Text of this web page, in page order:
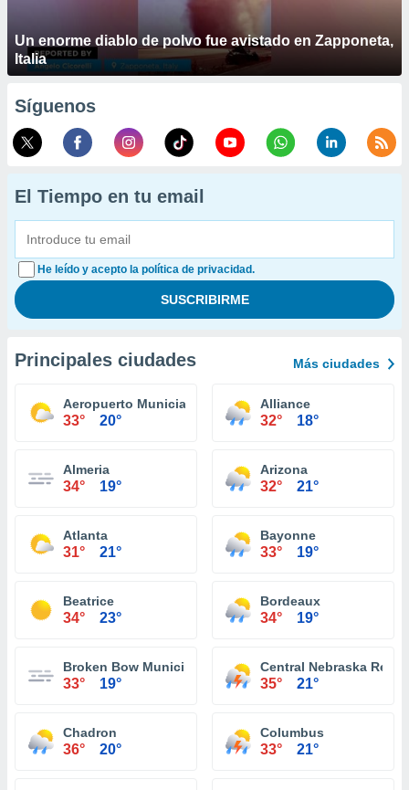
Un enorme diablo de polvo fue avistado en Zapponeta,
Italia
Síguenos
El Tiempo en tu email
He leído y acepto la política de privacidad.
Principales ciudades Más ciudades
Aeropuerto Municial O'Neill
33° 20°
Alliance
32° 18°
Almeria
34° 19°
Arizona
32° 21°
Atlanta
31° 21°
Bayonne
33° 19°
Beatrice
34° 23°
Bordeaux
34° 19°
Broken Bow Municipal Airport
33° 19°
Central Nebraska
35° 21°
Chadron
36° 20°
Columbus
33° 21°